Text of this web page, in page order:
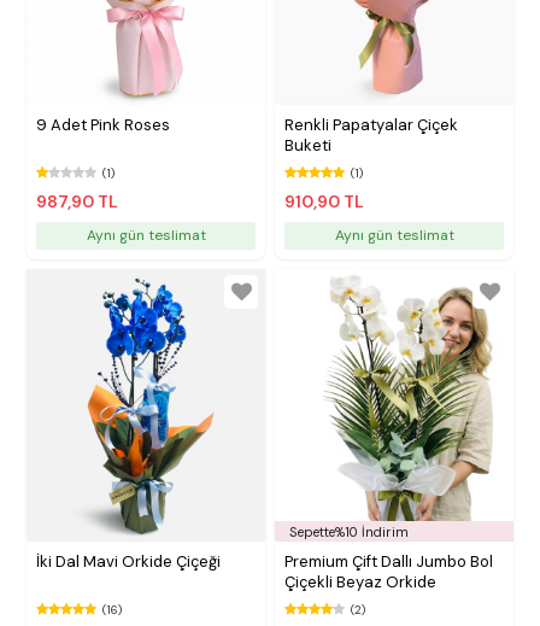
9 Adet Pink Roses
(1)
987,90 TL
Aynı gün teslimat
Renkli Papatyalar Çiçek
Buketi
(1)
910,90 TL
Aynı gün teslimat
İki Dal Mavi Orkide Çiçeği
(16)
Sepette%10 İndirim
Premium Çift Dallı Jumbo Bol
Çiçekli Beyaz Orkide
(2)